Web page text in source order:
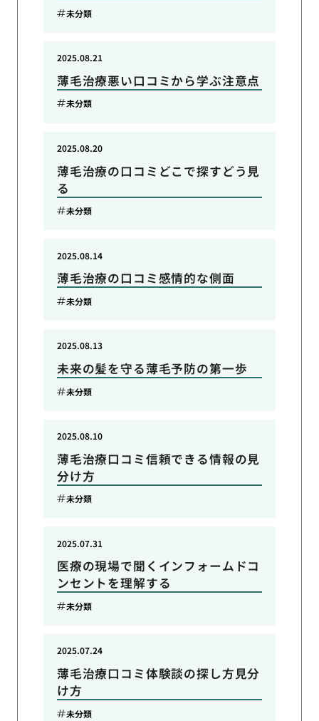
未分類
薄毛治療悪い口コミから学ぶ注意点
2025.08.21
未分類
薄毛治療の口コミどこで探すどう見
る
2025.08.20
未分類
薄毛治療の口コミ感情的な側面
2025.08.14
未分類
未来の髪を守る薄毛予防の第一歩
2025.08.13
未分類
薄毛治療口コミ信頼できる情報の見
分け方
2025.08.10
未分類
医療の現場で聞くインフォームドコ
ンセントを理解する
2025.07.31
未分類
薄毛治療口コミ体験談の探し方見分
け方
2025.07.24
未分類